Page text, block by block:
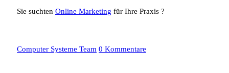
Sie suchten Online Marketing für Ihre Praxis ?
Computer Systeme Team 0 Kommentare